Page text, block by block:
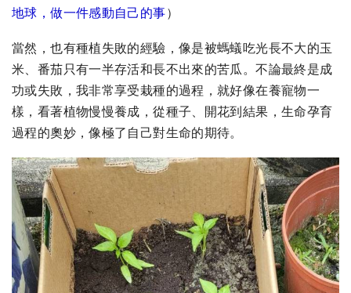
地球，做一件感動自己的事）
當然，也有種植失敗的經驗，像是被螞蟻吃光長不大的玉
米、番茄只有一半存活和長不出來的苦瓜。不論最終是成
功或失敗，我非常享受栽種的過程，就好像在養寵物一
樣，看著植物慢慢養成，從種子、開花到結果，生命孕育
過程的奧妙，像極了自己對生命的期待。